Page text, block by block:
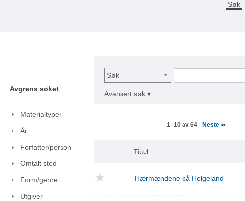
Søk
Avgrens søket
Materialtyper
År
Forfatter/person
Omtalt sted
Form/genre
Utgiver
Søk
Avansert søk ▾
1–10 av 64 Neste>>
Tittel
Hærmændene på Helgeland